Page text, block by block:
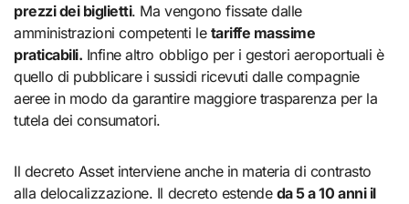
prezzi dei biglietti. Ma vengono fissate dalle
amministrazioni competenti le tariffe massime
praticabili. Infine altro obbligo per i gestori aeroportuali è
quello di pubblicare i sussidi ricevuti dalle compagnie
aeree in modo da garantire maggiore trasparenza per la
tutela dei consumatori.
Il decreto Asset interviene anche in materia di contrasto
alla delocalizzazione. Il decreto estende da 5 a 10 anni il